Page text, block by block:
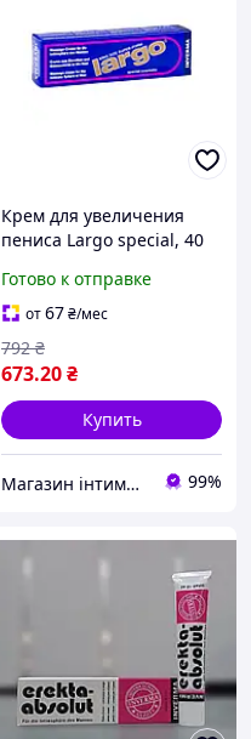
Крем для увеличения
пениса Largo special, 40
Германия Эксклюзив
Готово к отправке
от67₴/мес
673.20₴
792 ₴
Купить
Магазин інтимних товарів 💞"Kleopatra"💞 99%